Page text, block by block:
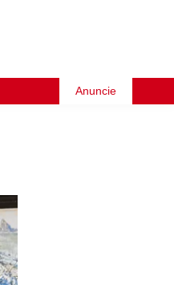
Anuncie